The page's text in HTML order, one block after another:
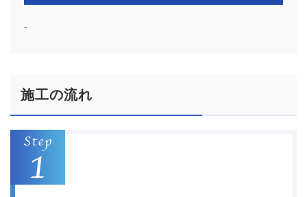
-
施工の流れ